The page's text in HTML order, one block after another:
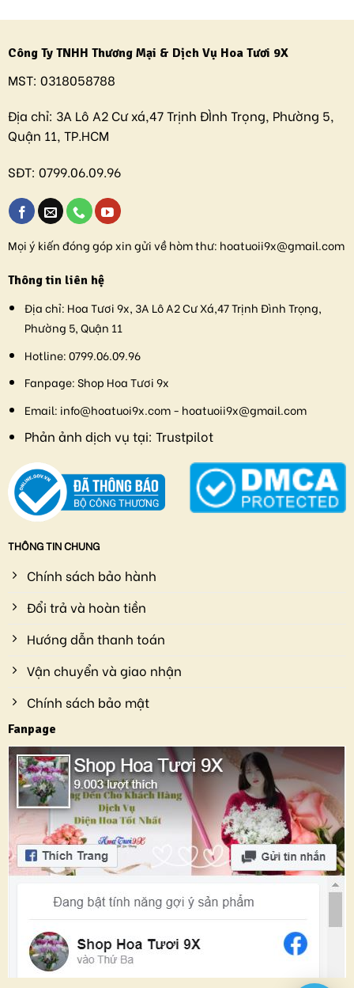
Công Ty TNHH Thương Mại & Dịch Vụ Hoa Tươi 9X
MST: 0318058788
Địa chỉ: 3A Lô A2 Cư xá,47 Trịnh ĐÌnh Trọng, Phường 5,
Quận 11, TP.HCM
SĐT: 0799.06.09.96
Mọi ý kiến đóng góp xin gửi về hòm thư: hoatuoii9x@gmail.com
Thông tin liên hệ
Địa chỉ: Hoa Tươi 9x, 3A Lô A2 Cư Xá,47 Trịnh Đình Trọng,
Phường 5, Quận 11
Hotline:0799.06.09.96
Fanpage:Shop Hoa Tươi 9x
Email: info@hoatuoi9x.com - hoatuoii9x@gmail.com
Phản ảnh dịch vụ tại: Trustpilot
THÔNG TIN CHUNG
Chính sách bảo hành
Đổi trả và hoàn tiền
Hướng dẫn thanh toán
Vận chuyển và giao nhận
Chính sách bảo mật
Fanpage